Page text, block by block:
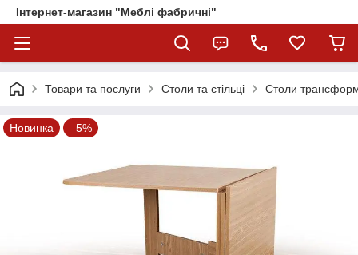
Інтернет-магазин "Меблі фабричні"
Товари та послуги Столи та стільці Столи
Новинка –5%